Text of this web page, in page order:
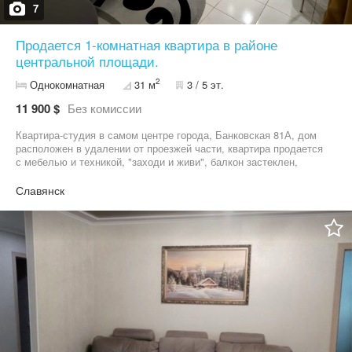
7
Продается 1-комнатная квартира в районе
центральной площади.
Однокомнатная 31 м2 3 / 5 эт.
11 900 $ Без комиссии
Квартира-студия в самом центре города, Банковская 81А, дом
расположен в удалении от проезжей части, квартира продается
с мебелью и техникой, "заходи и живи", балкон застеклен,
проживания. ВОЗМОЖНА ПРОДАЖА ПО СЕРТИФИКАТУ!
Славянск